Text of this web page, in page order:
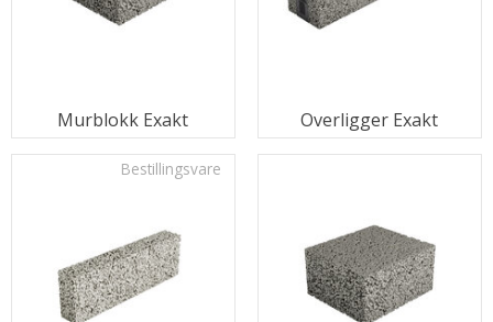
Murblokk Exakt Overligger Exakt
Bestillingsvare